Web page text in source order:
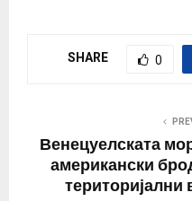
SHARE 0
Венецуелската
американски